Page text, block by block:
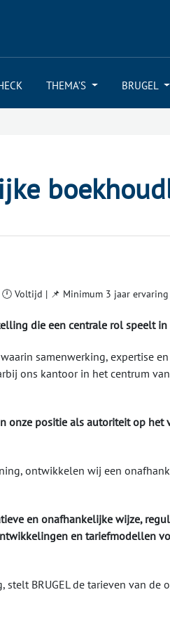
THEMA’S BRUGEL
🕛 Voltijd | 📌 Minimum 3 jaar
die een centrale rol speelt
samenwerking, expertise
ons kantoor in het centrum
onze positie als autoriteit op
ontwikkelen wij een
en onafhankelijke wijze,
en tariefmodellen
BRUGEL de tarieven van